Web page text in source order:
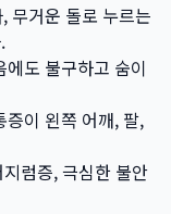
무거운 돌로 누르는
도 불구하고 숨이
증이 왼쪽 어깨, 팔,
럼증, 극심한 불안